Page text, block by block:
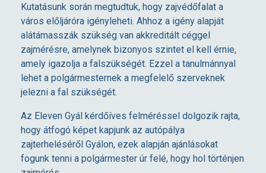
ü
g
y
Kutatásunk során megtudtuk, hogy zajvédőfalat a
város előljáróra igényleheti. Ahhoz a igény alapját
alátámasszák szükség van akkreditált céggel
zajmérésre, amelynek bizonyos szintet el kell érnie,
amely igazolja a falszükségét. Ezzel a tanulmánnyal
lehet a polgármesternek a megfelelő szerveknek
jelezni a fal szükségét.
Az Eleven Gyál kérdőíves felméréssel dolgozik rajta,
hogy átfogó képet kapjunk az autópálya
zajterheléséről Gyálon, ezek alapján ajánlásokat
fogunk tenni a polgármester úr felé, hogy hol történjen